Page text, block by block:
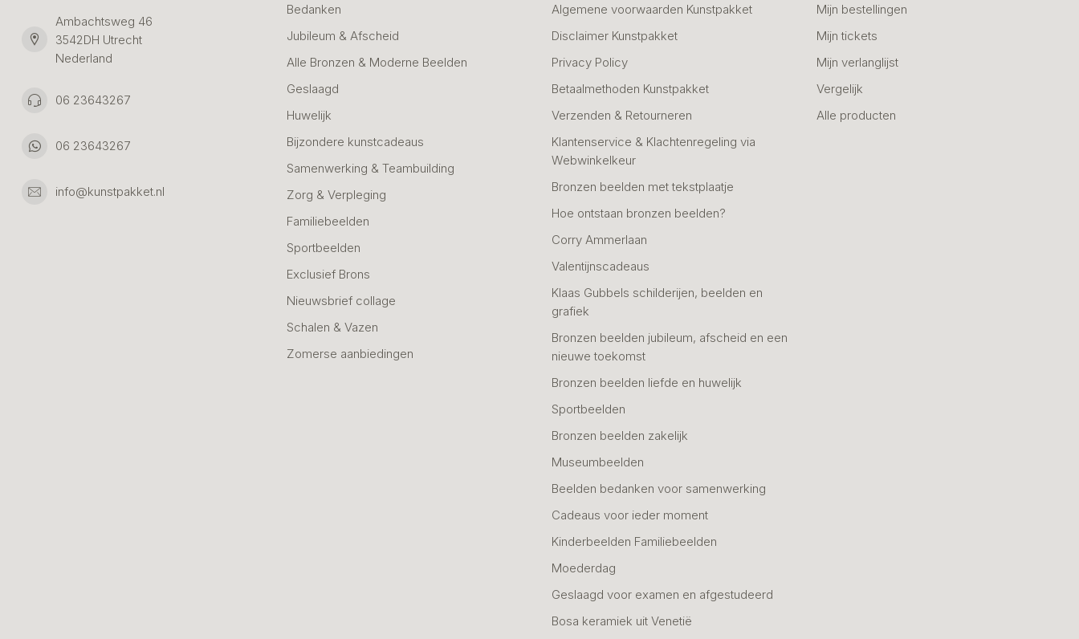
Ambachtsweg 46
3542DH Utrecht
Nederland
06 23643267
06 23643267
info@kunstpakket.nl
Bedanken
Jubileum & Afscheid
Alle Bronzen & Moderne Beelden
Geslaagd
Huwelijk
Bijzondere kunstcadeaus
Samenwerking & Teambuilding
Zorg & Verpleging
Familiebeelden
Sportbeelden
Exclusief Brons
Nieuwsbrief collage
Schalen & Vazen
Zomerse aanbiedingen
Algemene voorwaarden Kunstpakket
Disclaimer Kunstpakket
Privacy Policy
Betaalmethoden Kunstpakket
Verzenden & Retourneren
Klantenservice & Klachtenregeling via
Webwinkelkeur
Bronzen beelden met tekstplaatje
Hoe ontstaan bronzen beelden?
Corry Ammerlaan
Valentijnscadeaus
Klaas Gubbels schilderijen, beelden en
grafiek
Bronzen beelden jubileum, afscheid en een
nieuwe toekomst
Bronzen beelden liefde en huwelijk
Sportbeelden
Bronzen beelden zakelijk
Museumbeelden
Beelden bedanken voor samenwerking
Cadeaus voor ieder moment
Kinderbeelden Familiebeelden
Moederdag
Geslaagd voor examen en afgestudeerd
Bosa keramiek uit Venetië
Mijn bestellingen
Mijn tickets
Mijn verlanglijst
Vergelijk
Alle producten